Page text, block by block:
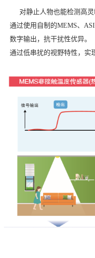
对静止人物也能检测高
通过使用自制的MEMS、
数字输出，抗干扰性优异。
通过低串扰的视野特性，实